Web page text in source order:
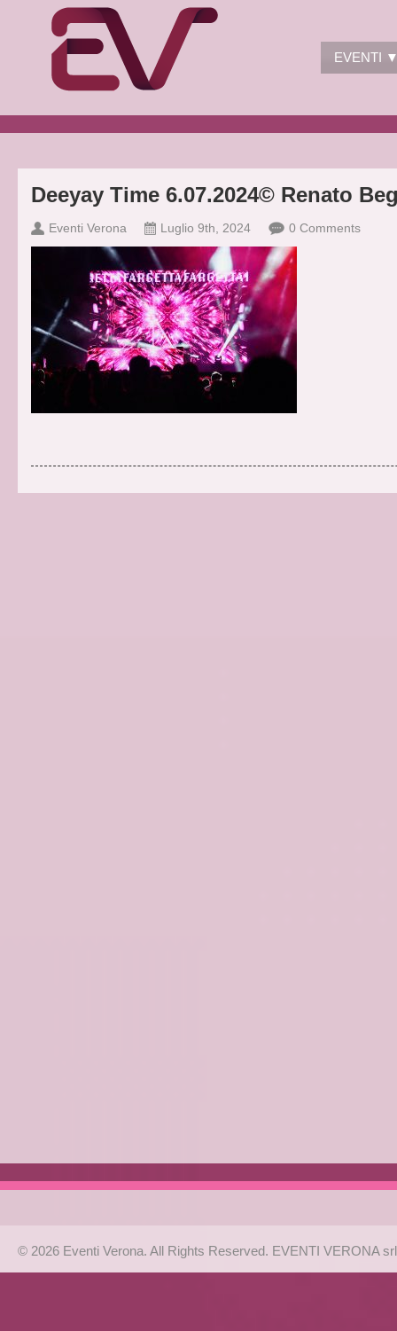
EVENTI
Deeyay Time 6.07.2024© Renato
Eventi Verona Luglio 9th, 2024 0 Comments
© 2026 Eventi Verona. All Rights Reserved. EVENTI VERONA